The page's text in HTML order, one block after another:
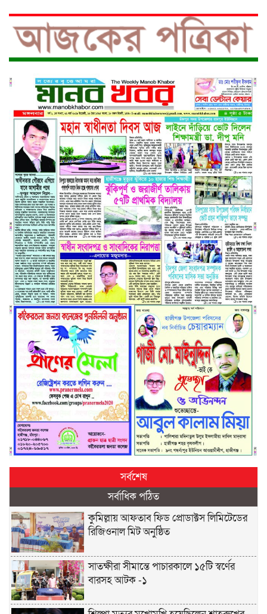
সর্বশেষ
সর্বাধিক পঠিত
কুমিল্লায় আফতাব ফিড প্রোডাক্টস লিমিটেডের
রিজিওনাল মিট অনুষ্ঠিত
সাতক্ষীরা সীমান্তে পাচারকালে ১৫টি স্বর্ণের
বারসহ আটক -১